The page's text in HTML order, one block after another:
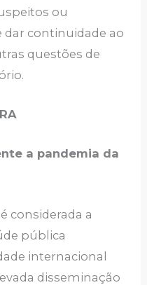
ou
dar continuidade ao
questões de
a pandemia da
considerada a
pública
internacional
disseminação